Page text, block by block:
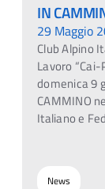
IN
29 Maggio
Club Alpino
Lavoro
domenica 9
CAMMINO
Italiano e
News